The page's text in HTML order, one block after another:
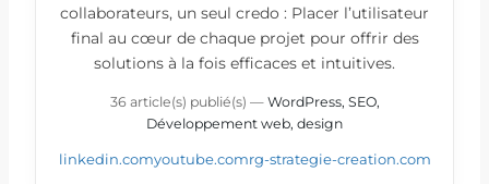
collaborateurs, un seul credo : Placer l’utilisateur
final au cœur de chaque projet pour offrir des
solutions à la fois efficaces et intuitives.
36 article(s) publié(s) — WordPress, SEO,
Développement web, design
linkedin.comyoutube.comrg-strategie-creation.com